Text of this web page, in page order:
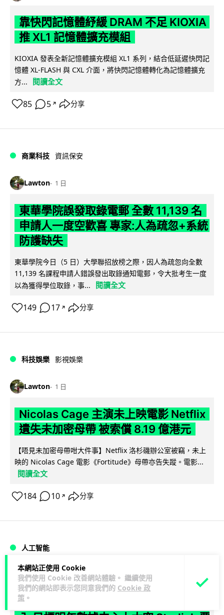
本網站正使用 Cookie
我們使用 Cookie 改善網站體驗。 繼續使用
我們的網站即表示您同意我們的 Cookie 政
策 。
靠快閃記憶體紓緩 DRAM 不足 KIOXIA
推 XL1 記憶體擴充模組
KIOXIA 發表全新記憶體擴充模組 XL1 系列，結合低延遲快閃記
憶體 XL-FLASH 與 CXL 介面，將快閃記憶體轉化為記憶體擴充
方...
閱讀全文
85 5 ↗ 分享
商業科技 資訊保安
Lawton 1 日
東華學院誤發取錄電郵 全數 11,139 名
申請人一度空歡喜 專家:人為疏忽+系統
防護缺失
東華學院今日（5 日）大學聯招放榜之際，因人為疏忽向全數
11,139 名課程申請人錯誤發出取錄通知電郵，令大批考生一度
以為獲得學位取錄，事...
閱讀全文
149 17 ↗ 分享
科技娛樂 影視娛樂
Lawton 1 日
Nicolas Cage 主演未上映電影 Netflix
遺失未加密母帶 被索償 8.19 億港元
【唔見未加密母帶咁大件事】Netflix 洛杉磯辦公室被竊，未上
映的 Nicolas Cage 電影《Fortitude》母帶亦告失蹤。電影...
閱讀全文
184 10 ↗ 分享
人工智能
Vin 1 日
Elon Musk: SpaceX 將挑戰萬億年收